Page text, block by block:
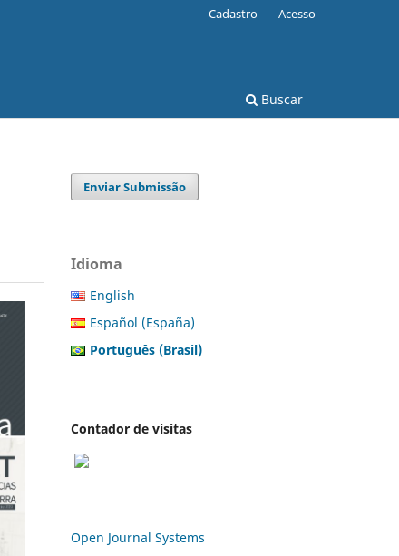
Buscar
Cadastro Acesso
Enviar Submissão
Idioma
English
Español (España)
Português (Brasil)
Contador de visitas
Open Journal Systems